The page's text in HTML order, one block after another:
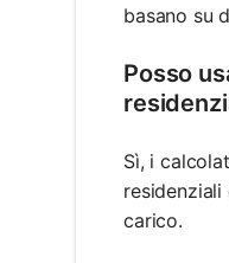
basano su
Posso
Sì, i
carico.